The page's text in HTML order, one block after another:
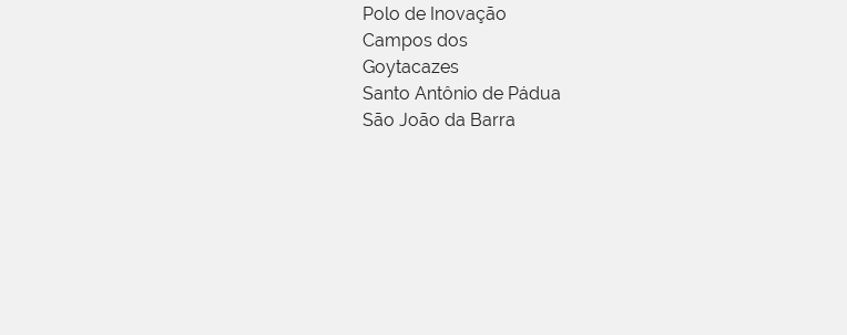
Polo de Inovação
Campos dos
Goytacazes
Santo Antônio de Pádua
São João da Barra